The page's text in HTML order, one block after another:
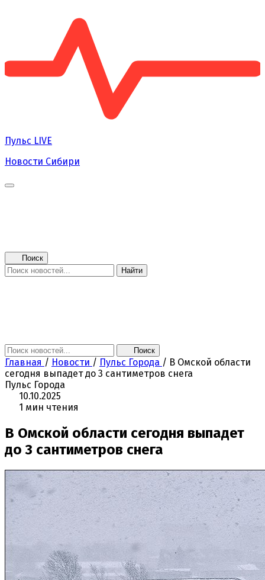
Пульс LIVE
Новости Сибири
Поиск
Найти
Поиск
Главная / Новости / Пульс Города / В Омской области
сегодня выпадет до 3 сантиметров снега
Пульс Города
10.10.2025
1 мин чтения
В Омской области сегодня выпадет
до 3 сантиметров снега